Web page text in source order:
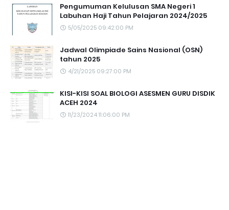
Pengumuman Kelulusan SMA Negeri 1
Labuhan Haji Tahun Pelajaran 2024/2025
5/05/2025 09:42:00 PM
Jadwal Olimpiade Sains Nasional (OSN)
tahun 2025
4/21/2025 09:27:00 PM
KISI-KISI SOAL BIOLOGI ASESMEN GURU DISDIK
ACEH 2024
11/23/2024 11:06:00 PM